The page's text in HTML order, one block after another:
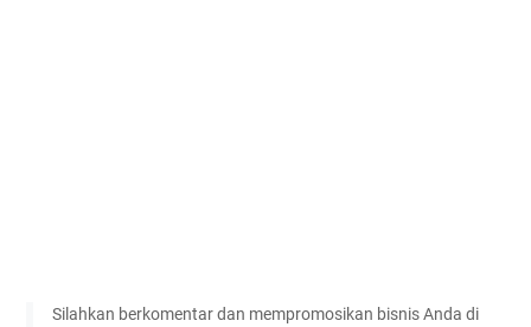
Silahkan berkomentar dan mempromosikan bisnis Anda di